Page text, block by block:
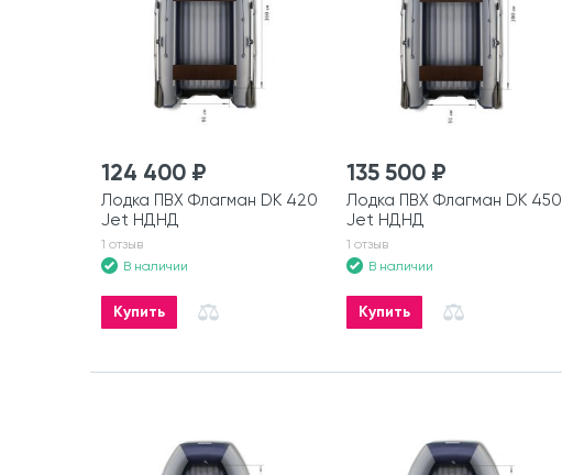
124 400 ₽
Лодка ПВХ Флагман DK 420
Jet НДНД
1 отзыв
В наличии
Купить
135 500 ₽
Лодка ПВХ Флагман DK 450
Jet НДНД
1 отзыв
В наличии
Купить